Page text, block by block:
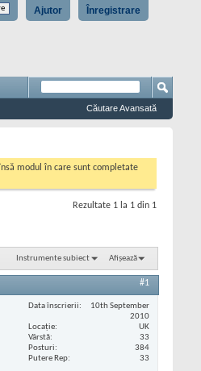
Înregistrare
Ajutor
Căutare Avansată
modul în care sunt completate
Rezultate 1 la 1 din 1
Instrumente subiect Afișează
#1
Data înscrierii
10th September
2010
Locaţie
UK
Vârstă
33
Posturi
384
Putere Rep
33